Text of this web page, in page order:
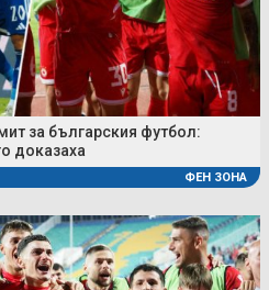
за българския футбол:
доказаха
ФЕН ЗОНА